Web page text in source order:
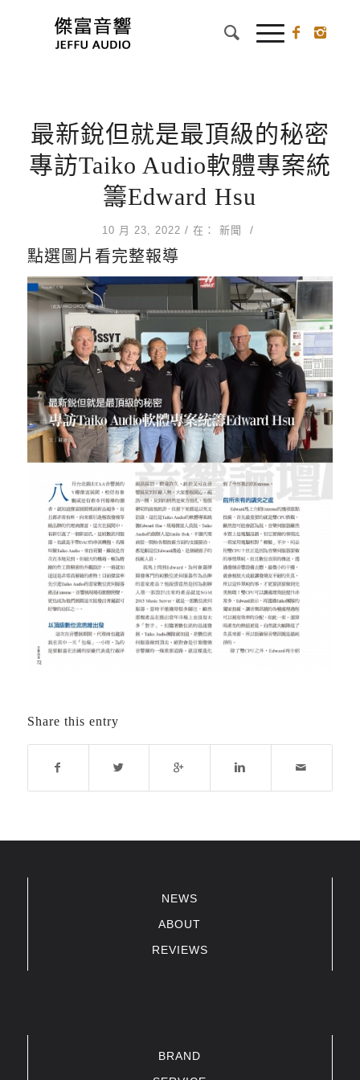
最新銳但就是最頂級的秘密
專訪Taiko Audio軟體專案統
籌Edward Hsu
10 月 23, 2022 / 在： 新聞 /
點選圖片看完整報導
Share this entry
NEWS
ABOUT
REVIEWS
BRAND